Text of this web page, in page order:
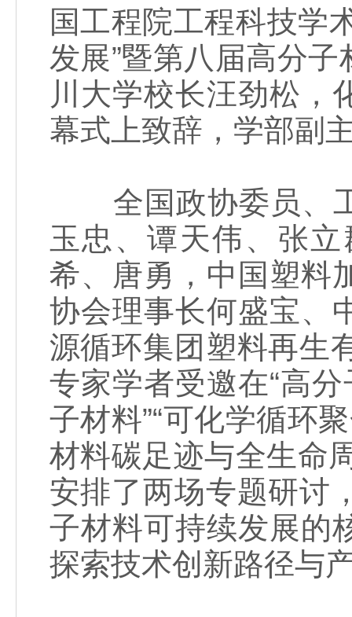
国工程院工程科技学
发展”暨第八届高分
川大学校长汪劲松，
幕式上致辞，学部副
全国政协委员、工
玉忠、谭天伟、张
希、唐勇，中国塑料
协会理事长何盛宝、
源循环集团塑料再生
专家学者受邀在“高
子材料”“可化学循环
材料碳足迹与全生命
安排了两场专题研讨
子材料可持续发展的
探索技术创新路径与